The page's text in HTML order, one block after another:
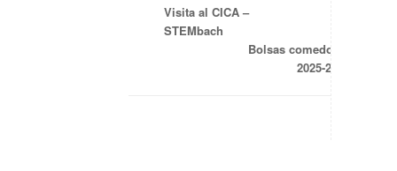
Visita al CICA –
STEMbach
Bolsas comedor
2025-26